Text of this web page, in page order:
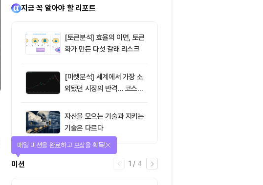
지금 꼭 알아야 할 리포트
[토큰분석] 효율의 이면, 토큰
화가 만든 다섯 갈래 리스크
[마켓분석] 세계에서 가장 소
외됐던 시장의 반격… 코스피
자산을 모으는 기술과 지키는
기술은 다르다
2 /
티켓스토어
티켓으로 다양한 상품에 응모하자!